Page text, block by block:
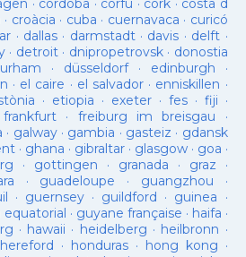
· cordoba · corfu · cork · costa d
· croàcia · cuba · cuernavaca · curicó
· dallas · darmstadt· davis · delft ·
· detroit· dnipropetrovsk· donostia
· düsseldorf· edinburgh ·
· el caire · el salvador · enniskillen ·
· etiopia · exeter· fes· fiji ·
frankfurt· freiburg im breisgau ·
· galway· gambia · gasteiz · gdansk
· ghana · gibraltar· glasgow· goa ·
· gottingen · granada · graz ·
· guadeloupe · guangzhou ·
· guernsey· guildford · guinea ·
equatorial · guyane française · haifa ·
· hawaii · heidelberg · heilbronn ·
hereford · honduras· hong kong ·